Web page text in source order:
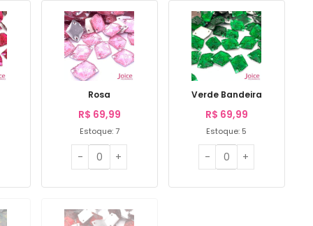
Rosa
R$ 69,99
Estoque: 7
Verde Bandeira
R$ 69,99
Estoque: 5